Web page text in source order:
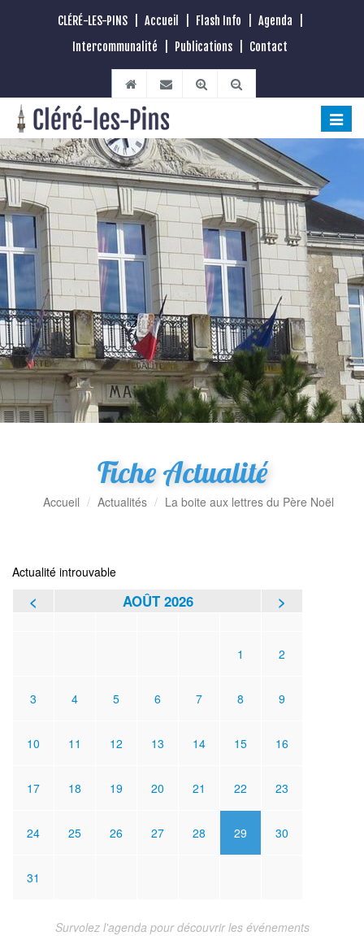
CLÉRÉ-LES-PINS Accueil Flash Info Agenda
Intercommunalité
Publications Contact
Toggle
Fiche Actualité
Accueil Actualités La boite aux lettres du Père Noël
Actualité introuvable
< AOÛT 2026 >
1
2
3 4 5 6 7 8 9
10 11 12 13 14 15 16
17 18 19 20 21 22 23
24 25 26 27 28 29 30
31
Survolez l'agenda pour découvrir les événements